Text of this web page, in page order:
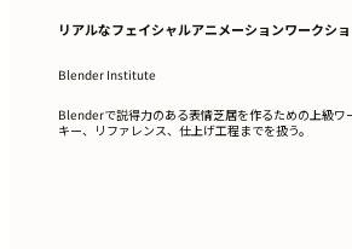
リアルなフェイシャルアニメーションワークシ
Blender Institute
Blenderで説得力のある表情芝居を作るための上級ワ
キー、リファレンス、仕上げ工程までを扱う。